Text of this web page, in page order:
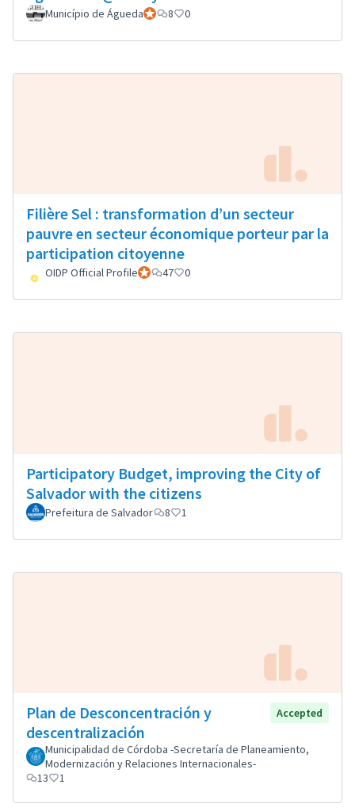
Município de ÁguedaParticipant officiel
8 0
Filière Sel : transformation d’un secteur
pauvre en secteur économique porteur par la
participation citoyenne
OIDP Official ProfileParticipant officiel
47 0
Participatory Budget, improving the City of
Salvador with the citizens
Prefeitura de Salvador 8 1
Plan de Desconcentración y
descentralización
Accepted
Municipalidad de Córdoba -Secretaría de Planeamiento,
Modernización y Relaciones Internacionales-
13
1